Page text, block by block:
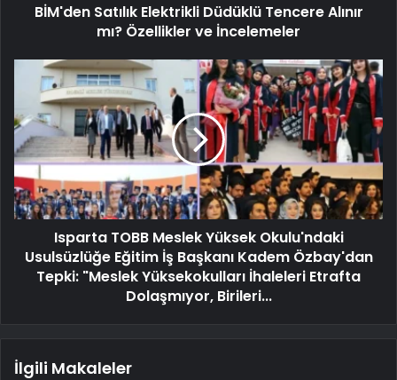
BİM'den Satılık Elektrikli Düdüklü Tencere Alınır
mı? Özellikler ve İncelemeler
Isparta TOBB Meslek Yüksek Okulu'ndaki
Usulsüzlüğe Eğitim İş Başkanı Kadem Özbay'dan
Tepki: "Meslek Yüksekokulları İhaleleri Etrafta
Dolaşmıyor, Birileri...
İlgili Makaleler